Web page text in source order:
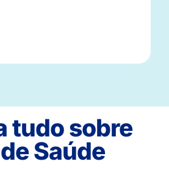
tudo sobre
Saúde